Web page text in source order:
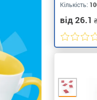
Кількість:
від 26.1 ₴